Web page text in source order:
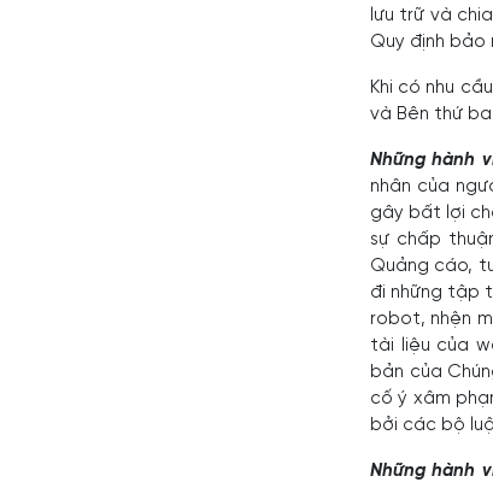
lưu trữ và
Quy định bảo
Khi có nhu
và Bên thứ
Những hành
nhân của
gây bất lợi
sự chấp
Quảng cáo,
đi những tập
robot, nhện
tài liệu của
bản của
cố ý xâm
bởi các bộ
Những hành